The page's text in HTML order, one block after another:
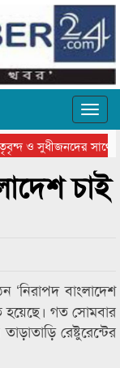
ও সুধীজনদের সাথে
থিয়েটার চাই
‘নিরাপদ বাংলাদেশ
হয়েছে। গত সোমবার
রেষ্টুরেন্টের